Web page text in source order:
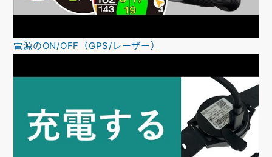
電源のON/OFF（GPS/レーザー）